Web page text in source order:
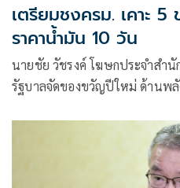
เตรียมชงครม. เคาะ
ราคาน้ำมัน 10 วัน
นายชัย วัชรงค์ โฆษกประจำสำนั
รัฐบาลจัดของขวัญปีใหม่ ด้านพ